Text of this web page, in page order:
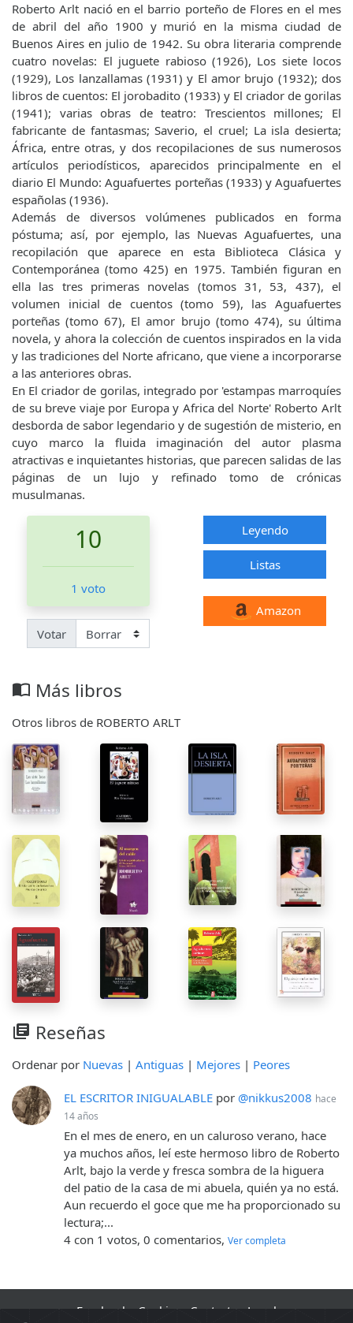
Roberto Arlt nació en el barrio porteño de Flores en el mes
de abril del año 1900 y murió en la misma ciudad de
Buenos Aires en julio de 1942. Su obra literaria comprende
cuatro novelas: El juguete rabioso (1926), Los siete locos
(1929), Los lanzallamas (1931) y El amor brujo (1932); dos
libros de cuentos: El jorobadito (1933) y El criador de gorilas
(1941); varias obras de teatro: Trescientos millones; El
fabricante de fantasmas; Saverio, el cruel; La isla desierta;
África, entre otras, y dos recopilaciones de sus numerosos
artículos periodísticos, aparecidos principalmente en el
diario El Mundo: Aguafuertes porteñas (1933) y Aguafuertes
españolas (1936).
Además de diversos volúmenes publicados en forma
póstuma; así, por ejemplo, las Nuevas Aguafuertes, una
recopilación que aparece en esta Biblioteca Clásica y
Contemporánea (tomo 425) en 1975. También figuran en
ella las tres primeras novelas (tomos 31, 53, 437), el
volumen inicial de cuentos (tomo 59), las Aguafuertes
porteñas (tomo 67), El amor brujo (tomo 474), su última
novela, y ahora la colección de cuentos inspirados en la vida
y las tradiciones del Norte africano, que viene a incorporarse
a las anteriores obras.
En El criador de gorilas, integrado por 'estampas marroquíes
de su breve viaje por Europa y Africa del Norte' Roberto Arlt
desborda de sabor legendario y de sugestión de misterio, en
cuyo marco la fluida imaginación del autor plasma
atractivas e inquietantes historias, que parecen salidas de las
páginas de un lujo y refinado tomo de crónicas
musulmanas.
10
1 voto
Votar
Leyendo
Listas
Amazon
import_contacts Más libros
Otros libros de ROBERTO ARLT
library_books Reseñas
Ordenar por Nuevas | Antiguas | Mejores | Peores
EL ESCRITOR INIGUALABLE por @nikkus2008 hace
14 años
En el mes de enero, en un caluroso verano, hace
ya muchos años, leí este hermoso libro de Roberto
Arlt, bajo la verde y fresca sombra de la higuera
del patio de la casa de mi abuela, quién ya no está.
Aun recuerdo el goce que me ha proporcionado su
lectura;...
4 con 1 votos, 0 comentarios, Ver completa
Facebook Cookies Contacto Legal